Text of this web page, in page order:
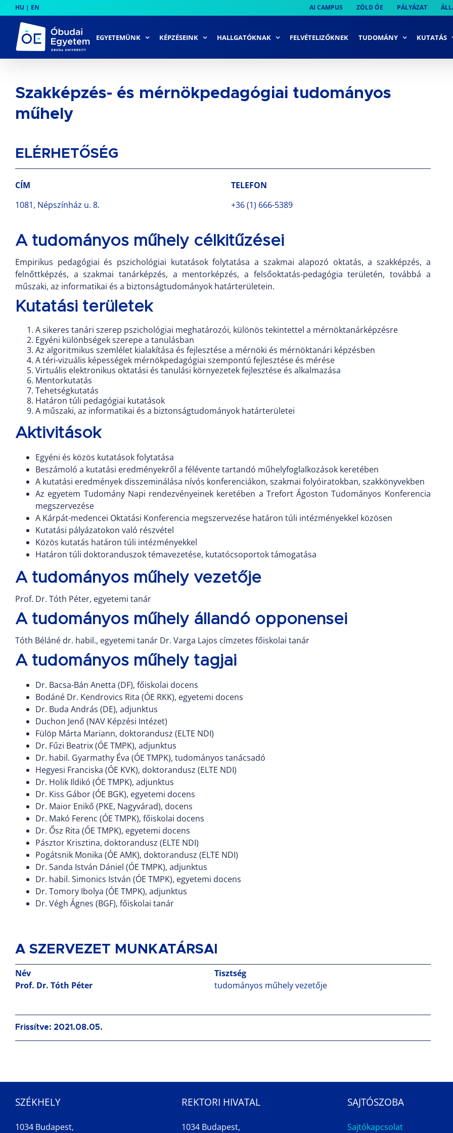
to
content
HU | EN AI CAMPUS ZÖLD ÓE PÁLYÁZAT
EGYETEMÜNK KÉPZÉSEINK HALLGATÓKNAK FELVÉTELIZŐKNEK TUDOMÁNY KUTATÁS
Szakképzés- és mérnökpedagógiai tudományos
műhely
ELÉRHETŐSÉG
CÍM
1081, Népszínház u. 8.
TELEFON
+36 (1) 666-5389
A tudományos műhely célkitűzései
Empirikus pedagógiai és pszichológiai kutatások folytatása a szakmai alapozó oktatás, a szakképzés, a
felnőttképzés, a szakmai tanárképzés, a mentorképzés, a felsőoktatás-pedagógia területén, továbbá a
műszaki, az informatikai és a biztonságtudományok határterületein.
Kutatási területek
A sikeres tanári szerep pszichológiai meghatározói, különös tekintettel a mérnöktanárképzésre
Egyéni különbségek szerepe a tanulásban
Az algoritmikus szemlélet kialakítása és fejlesztése a mérnöki és mérnöktanári képzésben
A téri-vizuális képességek mérnökpedagógiai szempontú fejlesztése és mérése
Virtuális elektronikus oktatási és tanulási környezetek fejlesztése és alkalmazása
Mentorkutatás
Tehetségkutatás
Határon túli pedagógiai kutatások
A műszaki, az informatikai és a biztonságtudományok határterületei
Aktivitások
Egyéni és közös kutatások folytatása
Beszámoló a kutatási eredményekről a félévente tartandó műhelyfoglalkozások keretében
A kutatási eredmények disszeminálása nívós konferenciákon, szakmai folyóiratokban, szakkönyvekben
Az egyetem Tudomány Napi rendezvényeinek keretében a Trefort Ágoston Tudományos Konferencia
megszervezése
A Kárpát-medencei Oktatási Konferencia megszervezése határon túli intézményekkel közösen
Kutatási pályázatokon való részvétel
Közös kutatás határon túli intézményekkel
Határon túli doktoranduszok témavezetése, kutatócsoportok támogatása
A tudományos műhely vezetője
Prof. Dr. Tóth Péter, egyetemi tanár
A tudományos műhely állandó opponensei
Tóth Béláné dr. habil., egyetemi tanár Dr. Varga Lajos címzetes főiskolai tanár
A tudományos műhely tagjai
Dr. Bacsa-Bán Anetta (DF), főiskolai docens
Bodáné Dr. Kendrovics Rita (ÓE RKK), egyetemi docens
Dr. Buda András (DE), adjunktus
Duchon Jenő (NAV Képzési Intézet)
Fülöp Márta Mariann, doktorandusz (ELTE NDI)
Dr. Fűzi Beatrix (ÓE TMPK), adjunktus
Dr. habil. Gyarmathy Éva (ÓE TMPK), tudományos tanácsadó
Hegyesi Franciska (ÓE KVK), doktorandusz (ELTE NDI)
Dr. Holik Ildikó (ÓE TMPK), adjunktus
Dr. Kiss Gábor (ÓE BGK), egyetemi docens
Dr. Maior Enikő (PKE, Nagyvárad), docens
Dr. Makó Ferenc (ÓE TMPK), főiskolai docens
Dr. Ősz Rita (ÓE TMPK), egyetemi docens
Pásztor Krisztina, doktorandusz (ELTE NDI)
Pogátsnik Monika (ÓE AMK), doktorandusz (ELTE NDI)
Dr. Sanda István Dániel (ÓE TMPK), adjunktus
Dr. habil. Simonics István (ÓE TMPK), egyetemi docens
Dr. Tomory Ibolya (ÓE TMPK), adjunktus
Dr. Végh Ágnes (BGF), főiskolai tanár
A SZERVEZET MUNKATÁRSAI
Név
Tisztség
Prof. Dr. Tóth Péter
tudományos műhely vezetője
Frissítve: 2021.08.05.
SZÉKHELY
1034 Budapest,
REKTORI HIVATAL
1034 Budapest,
SAJTÓSZOBA
Sajtókapcsolat